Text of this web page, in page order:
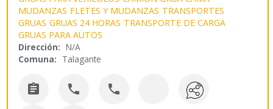
MUDANZAS FLETES Y MUDANZAS TRANSPORTES
GRUAS GRUAS 24 HORAS TRANSPORTE DE CARGA
GRUAS PARA AUTOS
Dirección: N/A
Comuna: Talagante
  